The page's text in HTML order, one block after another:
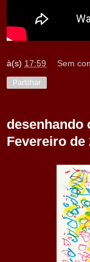
à(s) 17:59 Sem
Partilhar
desenhando
Fevereiro de